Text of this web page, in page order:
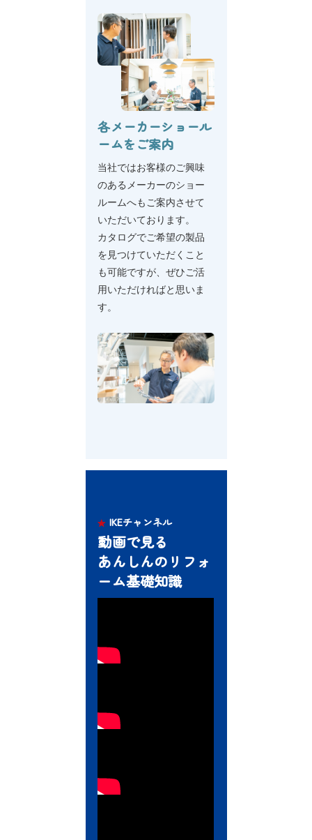
詳
く
見
る
各メーカーショール
ームをご案内
当社ではお客様のご興味
のあるメーカーのショー
ルームへもご案内させて
いただいております。
カタログでご希望の製品
を見つけていただくこと
も可能ですが、ぜひご活
用いただければと思いま
す。
IKEチャンネル
動画で見る
あんしんのリフォ
ーム基礎知識